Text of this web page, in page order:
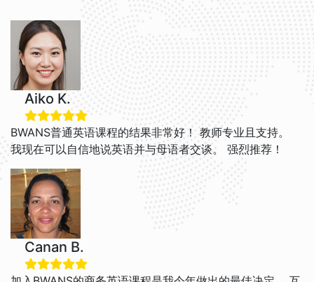
Aiko K.
BWANS普通英语课程的结果非常好！ 教师专业且支持。
我现在可以自信地说英语并与母语者交谈。 强烈推荐！
Canan B.